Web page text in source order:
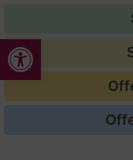
Werkzeugleiste öffnen